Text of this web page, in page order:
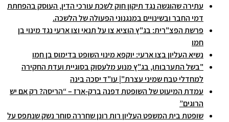
עתירה שהוגשה נגד תיקון חוק לשכת עורכי הדין, העוסק בהפחתת
דמי החבר ובשינויים במנגנוני הפעולה של הלשכה.
פרשת הפצ"רית: בג"ץ הוציא צו על תנאי וצו ארעי נגד מינוי בן
חמו
נשיא העליון בצו ארעי: יוקפא מינוי השופט בדימוס בן חמו
"בשל התערבותו, בג"ץ מנוע מלעסוק בסוגיית ועדת החקירה
למחדלי טבח שמיני עצרת"| עו"ד יסכה בינה
עמדת המיעוט של השופטת דפנה ברק‑ארז – “הריסה? רק אם יש
הרוגים”
שופטת בית המשפט העליון רות רונן שחררה סוחר נשק שנתפס על